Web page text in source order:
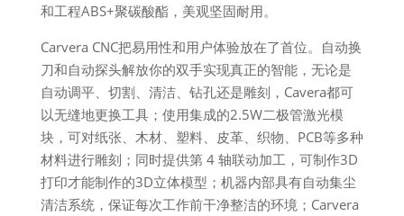
和工程ABS+聚碳酸酯，美观坚固耐用。
Carvera CNC把易用性和用户体验放在了首位。自动换
刀和自动探头解放你的双手实现真正的智能，无论是
自动调平、切割、清洁、钻孔还是雕刻，Cavera都可
以无缝地更换工具；使用集成的2.5W二极管激光模
块，可对纸张、木材、塑料、皮革、织物、PCB等多种
材料进行雕刻；同时提供第 4 轴联动加工，可制作3D
打印才能制作的3D立体模型；机器内部具有自动集尘
清洁系统，保证每次工作前干净整洁的环境；Carvera